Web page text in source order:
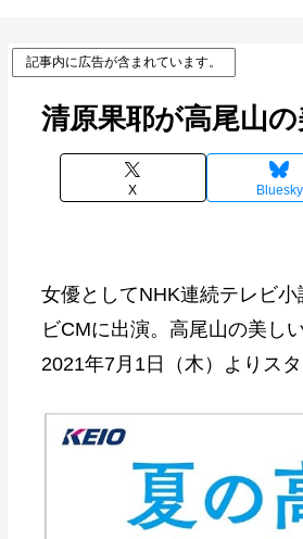
記事内に広告が含まれています。
清原果耶が高尾山
X Bluesky
女優としてNHK連続テレビ
ビCMに出演。高尾山の美し
2021年7月1日（木）よりスタ